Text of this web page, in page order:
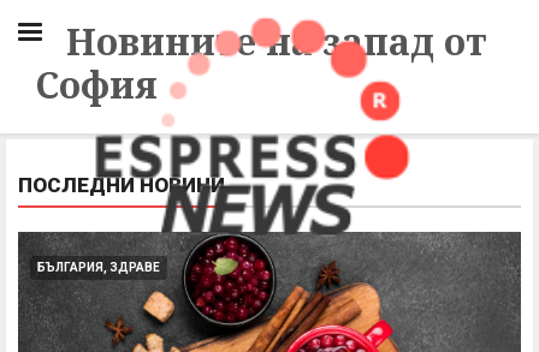
Новините на запад от
София
ПОСЛЕДНИ НОВИНИ
БЪЛГАРИЯ, ЗДРАВЕ